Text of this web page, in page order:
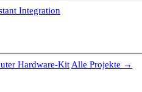
Integration
Hardware-Kit Alle Projekte →